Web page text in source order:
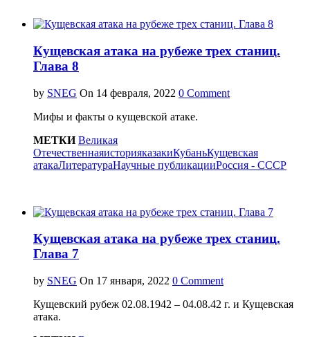
Кущевская атака на рубеже трех станиц.
Глава 8
by SNEG On
0 Comment
Мифы и факты о кущевской атаке.
МЕТКИВеликая
ОтечественнаяисторияказакиКубаньКущевская
атакаЛитератураНаучные публикацииРоссия - СССР
Кущевская атака на рубеже трех станиц.
Глава 7
by SNEG On
0 Comment
Кущевский рубеж 02.08.1942 – 04.08.42 г. и Кущевская
атака.